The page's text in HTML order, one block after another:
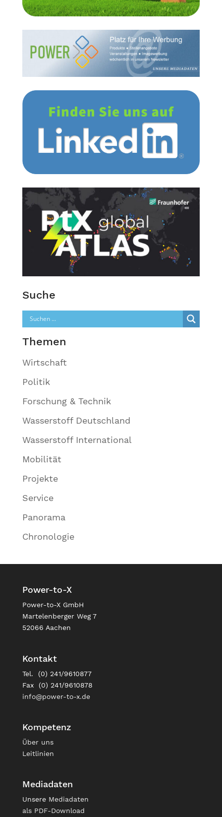
Suche
Themen
Wirtschaft
Politik
Forschung & Technik
Wasserstoff Deutschland
Wasserstoff International
Mobilität
Projekte
Service
Panorama
Chronologie
Power-to-X
Power-to-X GmbH
Martelenberger Weg 7
52066 Aachen
Kontakt
Tel. (0) 241/9610877
Fax (0) 241/9610878
info@power-to-x.de
Kompetenz
Über uns
Leitlinien
Mediadaten
Unsere Mediadaten
als PDF-Download